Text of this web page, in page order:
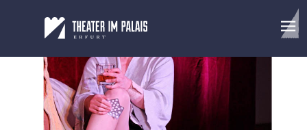
Eine „Gebrauchsanweisung“